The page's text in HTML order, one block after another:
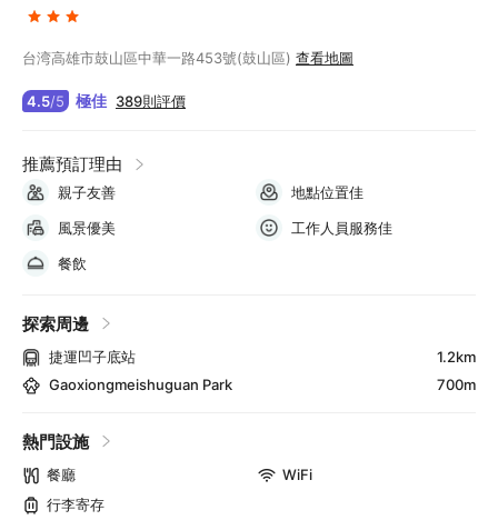
台湾高雄市鼓山區中華一路453號(鼓山區) 查看地圖
4.5/5 極佳 389則評價
推薦預訂理由
親子友善
地點位置佳
風景優美
工作人員服務佳
餐飲
探索周邊
捷運凹子底站
1.2km
Gaoxiongmeishuguan Park
700m
熱門設施
餐廳
WiFi
行李寄存